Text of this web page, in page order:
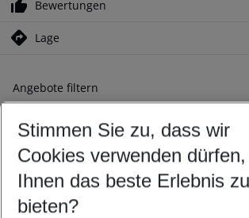
Bewertungen
Lage
Angebote filtern
Ändern Sie Ihre Kriterien nach Ihren
Abflughafen wählen
Beliebiger Abflughafen
Reisezeitraum wählen
09.08.26– 07.08.27 5-8 Nächte
Stimmen Sie zu, dass wir
Cookies verwenden
Ihnen das beste Erlebnis zu
bieten?